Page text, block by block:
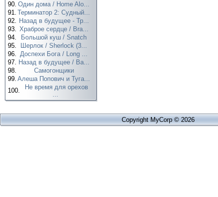
90. Один дома / Home Alo...
91. Терминатор 2: Судный...
92. Назад в будущее - Тр...
93. Храброе сердце / Bra...
94.
Большой куш / Snatch
95.
Шерлок / Sherlock (3...
96. Доспехи Бога / Long ...
97. Назад в будущее / Ba...
98.
Самогонщики
99. Алеша Попович и Туга...
100.
Не время для орехов
...
Copyright MyCorp © 2026